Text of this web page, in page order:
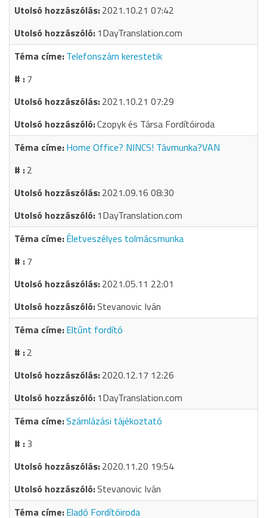
2021.10.21 07:42
1DayTranslation.com
Telefonszám kerestetik
7
2021.10.21 07:29
Czopyk és Társa Fordítóiroda
Home Office? NINCS! Távmunka?VAN
2
2021.09.16 08:30
1DayTranslation.com
Életveszélyes tolmácsmunka
7
2021.05.11 22:01
Stevanovic Iván
Eltűnt fordító
2
2020.12.17 12:26
1DayTranslation.com
Számlázási tájékoztató
3
2020.11.20 19:54
Stevanovic Iván
Eladó Fordítóiroda